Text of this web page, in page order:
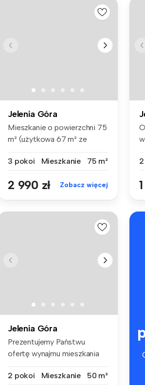
Jelenia Góra
Mieszkanie o powierzchni 75
m² (użytkowa 67 m² ze
3 pokoi
Mieszkanie 75 m²
2 990 zł Zobacz więcej
Jelenia Góra
Prezentujemy Państwu
ofertę wynajmu mieszkania
2 pokoi
Mieszkanie 50 m²